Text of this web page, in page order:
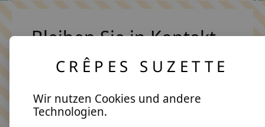
Bleiben Sie in Kontakt
Keine Sorge, wir übertreiben es nicht
CRÊPES SUZETTE
Wir nutzen Cookies und andere
Technologien.